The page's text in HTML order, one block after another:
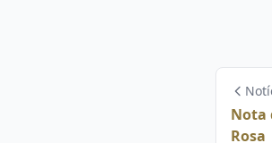
Nota
Rosa